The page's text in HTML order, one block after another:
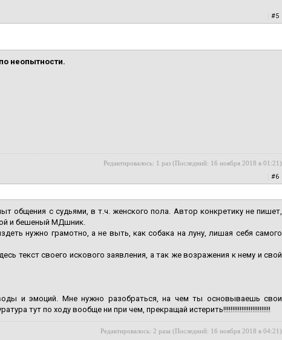
#5
неопытности.
Редактировалось: 1 раз (Последний: 16 ноября 2018 в 01:21)
#6
общения с судьями, в т.ч. женского пола. Автор конкретику не пишет,
и бешеный МДшник.
нужно грамотно, а не выть, как собака на луну, лишая себя самого
текст своего искового заявления, а так же возражения к нему и свой
и эмоций. Мне нужно разобраться, на чем ты основываешь свои
тут по ходу вообще ни при чем, прекращай истерить!!!!!!!!!!!!!!!!!!!!!!!!!!
Редактировалось: 2 раза (Последний: 16 ноября 2018 в 04:21)